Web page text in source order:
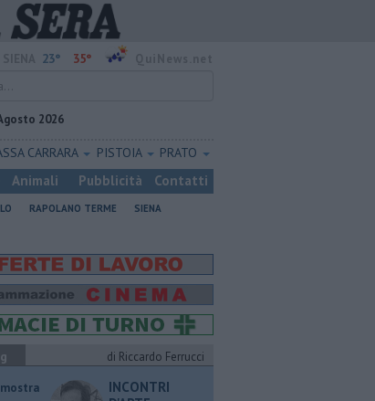
23° 35°
2026
CARRARA PISTOIA PRATO
Animali Pubblicità Contatti
RAPOLANO TERME
SIENA
di Riccardo Ferrucci
INCONTRI